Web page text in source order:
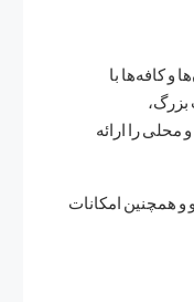
از رستوران‌ها و کافه‌ها با
بزرگ،
را ارائه
و مترو و همچنین امکانات